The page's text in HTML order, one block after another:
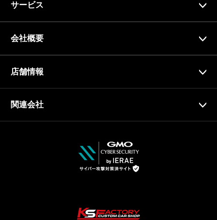
サービス
会社概要
店舗情報
関連会社